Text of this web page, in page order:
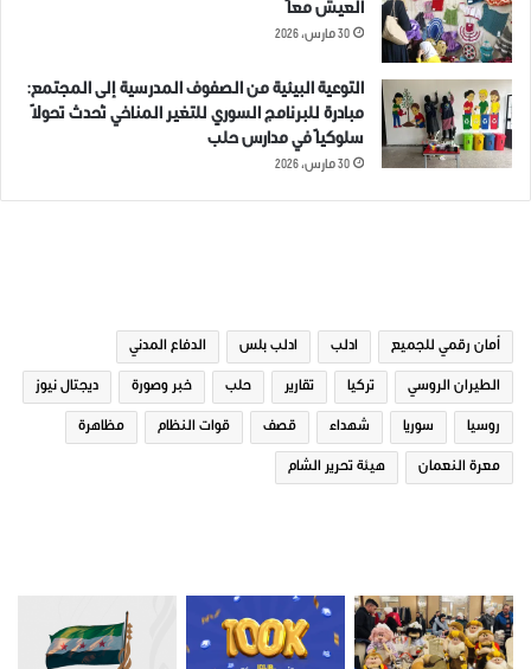
العيش معاً
30 مارس، 2026
التوعية البيئية من الصفوف المدرسية إلى المجتمع:
مبادرة للبرنامج السوري للتغير المناخي تُحدث تحولاً
سلوكياً في مدارس حلب
30 مارس، 2026
أمان رقمي للجميع ادلب ادلب بلس الدفاع المدني
الطيران الروسي تركيا تقارير حلب خبر وصورة ديجتال نيوز
روسيا سوريا شهداء قصف قوات النظام مظاهرة
معرة النعمان هيئة تحرير الشام